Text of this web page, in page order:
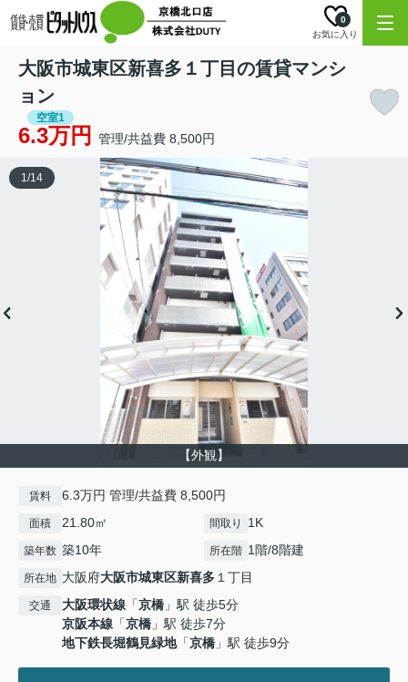
お気に入り
0
大阪市城東区新喜多１丁目の賃貸マンシ
ョン
空室1
6.3万円 管理/共益費 8,500円
【外観】
1/14
賃料 6.3万円 管理/共益費 8,500円
面積 21.80㎡ 間取り 1K
築年数 築10年 所在階 1階/8階建
所在地 大阪府大阪市城東区新喜多１丁目
交通 大阪環状線 「京橋 」駅 徒歩5分
京阪本線 「京橋 」駅 徒歩7分
地下鉄長堀鶴見緑地「京橋 」駅 徒歩9分